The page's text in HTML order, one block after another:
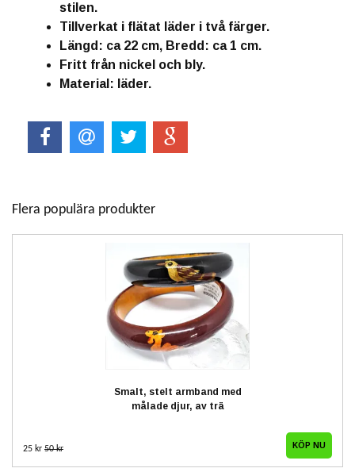
stilen.
Tillverkat i flätat läder i två färger.
Längd: ca 22 cm, Bredd: ca 1 cm.
Fritt från nickel och bly.
Material: läder.
Flera populära produkter
Smalt, stelt armband med
målade djur, av trä
25 kr 50 kr